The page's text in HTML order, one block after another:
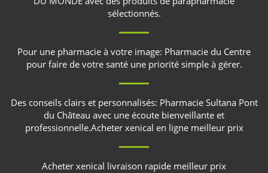
sélectionnés.
Pour une pharmacie à votre image: Pharmacie du Centre
pour faire de votre santé une priorité simple à gérer.
Des conseils clairs et personnalisés: Pharmacie Sultana Pont
du Château avec une écoute bienveillante et
professionnelle.Acheter xenical en ligne meilleur prix
Acheter xenical livraison rapide meilleur prix